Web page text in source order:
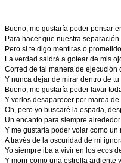
Bueno, me gustaría poder pensar
Para hacer que nuestra
Pero si te digo mentiras o
La verdad saldrá a gotear de mis
Corred de tal manera de ejecución
Y nunca dejar de mirar dentro de tu
Bueno, me gustaría poder lavar
Y verlos desaparecer por marea
Oh, pero yo buscaré la espada,
Un encanto para siempre
Y me gustaría poder volar como
A través de la oscuridad de mi
Yo siempre iba a vivir en los ecos
Y morir como una estrella ardiente